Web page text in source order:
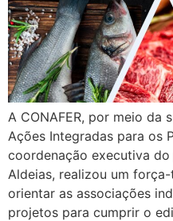
A CONAFER, por meio da
Ações Integradas para os
coordenação executiva
Aldeias, realizou um
orientar as associações
projetos para cumprir o